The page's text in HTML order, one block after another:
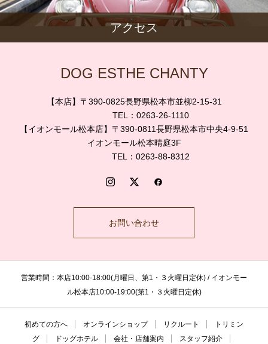
アクセス
DOG ESTHE CHANTY
【本店】〒390-0825長野県松本市並柳2-15-31
TEL：0263-26-1110
【イオンモール松本店】〒390-0811長野県松本市中央4-9-51
イオンモール松本晴庭3F
TEL：0263-88-8312
お問い合わせ
営業時間：本店10:00-18:00(月曜日、第1・３火曜日定休) / イオンモー
ル松本店10:00-19:00(第1・３火曜日定休)
初めての方へ オンラインショップ リクルート
トリミン
グ
ドッグホテル 会社・店舗案内 スタッフ紹介